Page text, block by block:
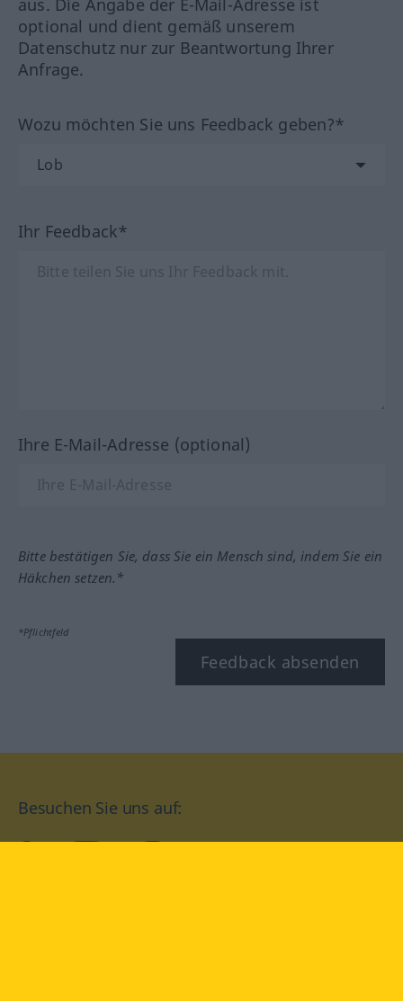
aus. Die Angabe der E-Mail-Adresse ist
optional und dient gemäß unserem
Datenschutz nur zur Beantwortung Ihrer
Anfrage.
Wozu möchten Sie uns Feedback geben?*
Ihr Feedback*
Ihre E-Mail-Adresse (optional)
Bitte bestätigen Sie, dass Sie ein Mensch sind, indem Sie ein
Häkchen setzen.*
*Pflichtfeld
Feedback absenden
Besuchen Sie uns auf: